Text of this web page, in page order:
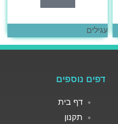
עגילים
דפים נוספים
דף בית
תקנון